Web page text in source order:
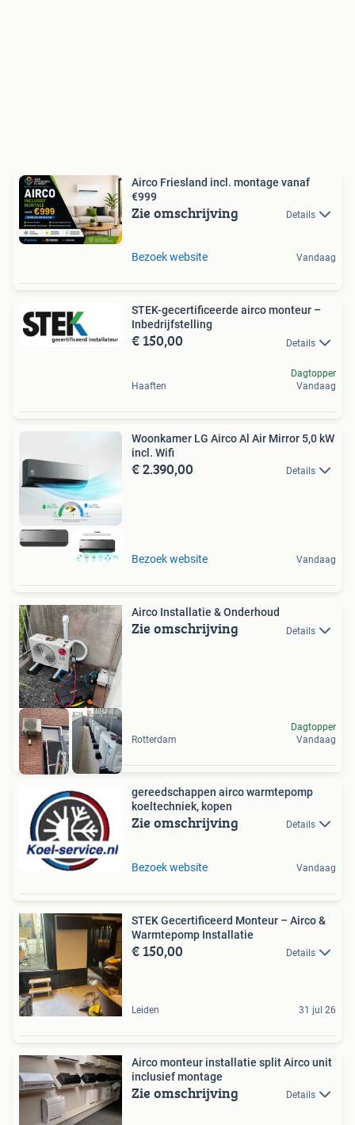
Airco Friesland incl. montage vanaf
€999
Zie omschrijving Details
Bezoek website Vandaag
STEK-gecertificeerde airco monteur –
Inbedrijfstelling
€ 150,00 Details
Haaften
Dagtopper
Vandaag
Woonkamer LG Airco Al Air Mirror 5,0 kW
incl. Wifi
€ 2.390,00 Details
Bezoek website Vandaag
Airco Installatie & Onderhoud
Zie omschrijving Details
Rotterdam
Dagtopper
Vandaag
gereedschappen airco warmtepomp
koeltechniek, kopen
Zie omschrijving Details
Bezoek website Vandaag
STEK Gecertificeerd Monteur – Airco &
Warmtepomp Installatie
€ 150,00 Details
Leiden 31 jul 26
Airco monteur installatie split Airco unit
inclusief montage
Zie omschrijving Details